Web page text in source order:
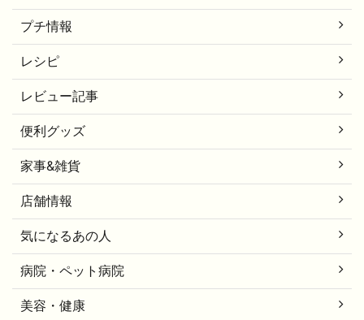
プチ情報
レシピ
レビュー記事
便利グッズ
家事&雑貨
店舗情報
気になるあの人
病院・ペット病院
美容・健康